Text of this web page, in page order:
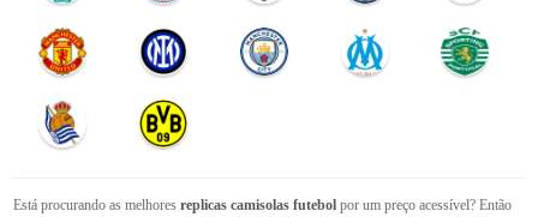
Está procurando as melhores replicas camisolas futebol por um preço acessível? Então